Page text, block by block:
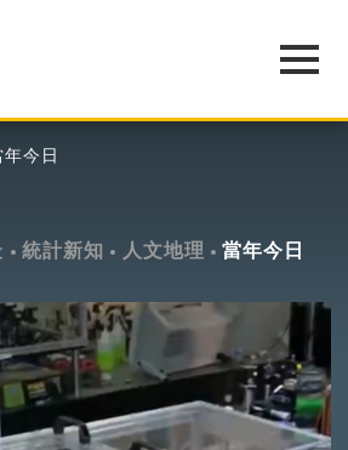
年今日
統計新知 人文地理 當年今日